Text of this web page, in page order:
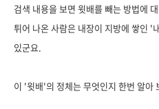
검색 내용을 보면 윗배를 빼는 방법에
튀어 나온 사람은 내장이 지방에 쌓인 '
있군요.
이 '윗배'의 정체는 무엇인지 한번 알아